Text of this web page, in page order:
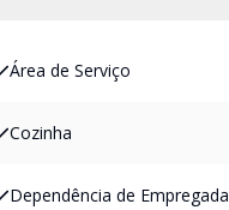
Área de Serviço
Cozinha
Dependência de Empregada